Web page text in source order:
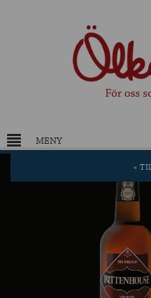
MENY
«